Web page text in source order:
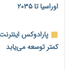
اوراسیا تا ۲۰۳۵
پارادوکس
کمتر توسعه می‌یابد